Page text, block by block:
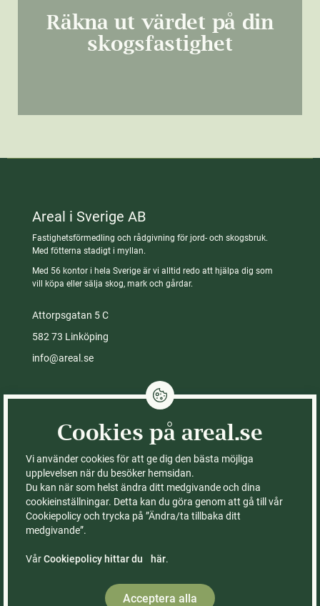
Räkna ut värdet på din
skogsfastighet
Areal i Sverige AB
Fastighetsförmedling och rådgivning för jord- och skogsbruk.
Med fötterna stadigt i myllan.
Med 56 kontor i hela Sverige är vi alltid redo att hjälpa dig som
vill köpa eller sälja skog, mark och gårdar.
Attorpsgatan 5 C
582 73 Linköping
info@areal.se
Integritetspolicy
Cookies på areal.se
Fastigheter till salu
Köpa skog
Köpa gård
Köpa åker
Sälja med Areal
Kontor
Om Areal
Ledning & styrelse
FAQ – vanliga frågor
skogsfastighet
Cookies på areal.se
Vi använder cookies för att ge dig den bästa möjliga
upplevelsen när du besöker hemsidan.
Du kan när som helst ändra ditt medgivande och dina
cookieinställningar. Detta kan du göra genom att gå till vår
Cookiepolicy och trycka på ”Ändra/ta tillbaka ditt
medgivande”.
VårCookiepolicy hittar du här.
Acceptera alla